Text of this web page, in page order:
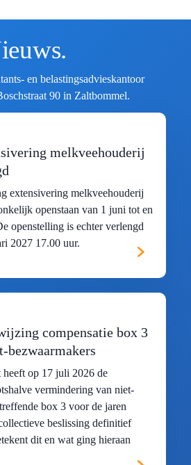
en belastingsadvieskantoor
90 in Zaltbommel.
melkveehouderij
extensivering melkveehouderij
openstaan van 1 juni tot en
openstelling is echter verlengd
2027 17.00 uur.
compensatie box 3
bezwaarmakers
heeft op 17 juli 2026 de
vermindering van niet-
box 3 voor de jaren
beslissing definitief
dit en wat ging hieraan